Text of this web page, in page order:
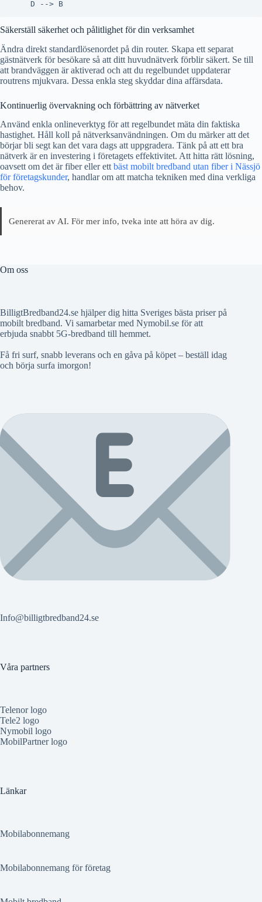
Säkerställ säkerhet och pålitlighet för din verksamhet
Ändra direkt standardlösenordet på din router. Skapa ett separat
gästnätverk för besökare så att ditt huvudnätverk förblir säkert. Se till
att brandväggen är aktiverad och att du regelbundet uppdaterar
routrens mjukvara. Dessa enkla steg skyddar dina affärsdata.
Kontinuerlig övervakning och förbättring av nätverket
Använd enkla onlineverktyg för att regelbundet mäta din faktiska
hastighet. Håll koll på nätverksanvändningen. Om du märker att det
börjar bli segt kan det vara dags att uppgradera. Tänk på att ett bra
nätverk är en investering i företagets effektivitet. Att hitta rätt lösning,
oavsett om det är fiber eller ett bäst mobilt bredband utan fiber i Nässjö
för företagskunder, handlar om att matcha tekniken med dina verkliga
behov.
Genererat av AI. För mer info, tveka inte att höra av dig.
Om oss
BilligtBredband24.se hjälper dig hitta Sveriges bästa priser på
mobilt bredband. Vi samarbetar med Nymobil.se för att
erbjuda snabbt 5G-bredband till hemmet.
Få fri surf, snabb leverans och en gåva på köpet – beställ idag
och börja surfa imorgon!
Info@billigtbredband24.se
Våra partners
Telenor logo
Tele2 logo
Nymobil logo
MobilPartner logo
Länkar
Mobilabonnemang
Mobilabonnemang för företag